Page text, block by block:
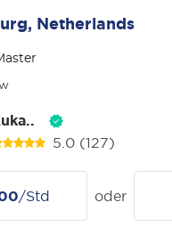
Netherlands
5.0 (127)
/Std oder